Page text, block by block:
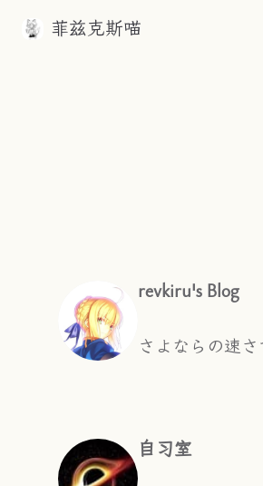
Skip to content
菲兹克斯喵
revkiru's Blog
さよならの速
自习室